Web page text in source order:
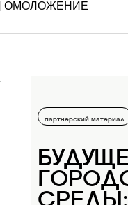
ОМОЛОЖЕНИЕ
партнерский материал